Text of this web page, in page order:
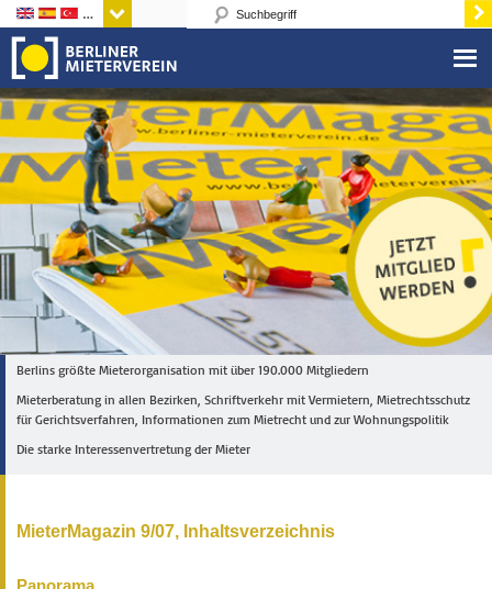
Sprachen
Berlins größte Mieterorganisation mit über 190.000 Mitgliedern
Mieterberatung in allen Bezirken, Schriftverkehr mit Vermietern, Mietrechtsschutz
für Gerichtsverfahren, Informationen zum Mietrecht und zur Wohnungspolitik
Die starke Interessenvertretung der Mieter
MieterMagazin 9/07, Inhaltsverzeichnis
Panorama